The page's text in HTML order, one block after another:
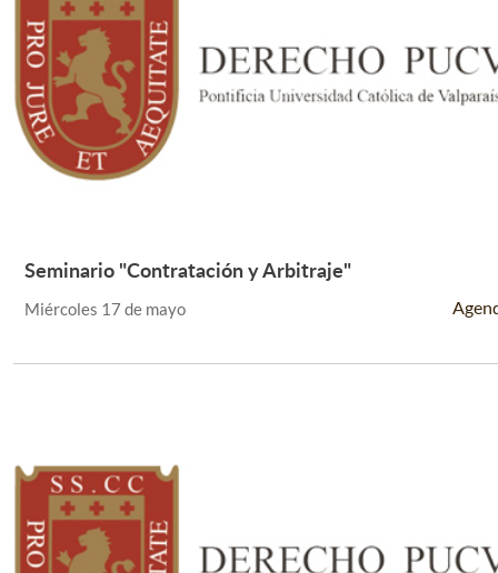
Seminario "Contratación y Arbitraje"
Miércoles 17 de mayo